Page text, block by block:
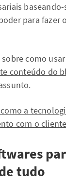
para fazer
como
conteúdo do
a
com o
tudo